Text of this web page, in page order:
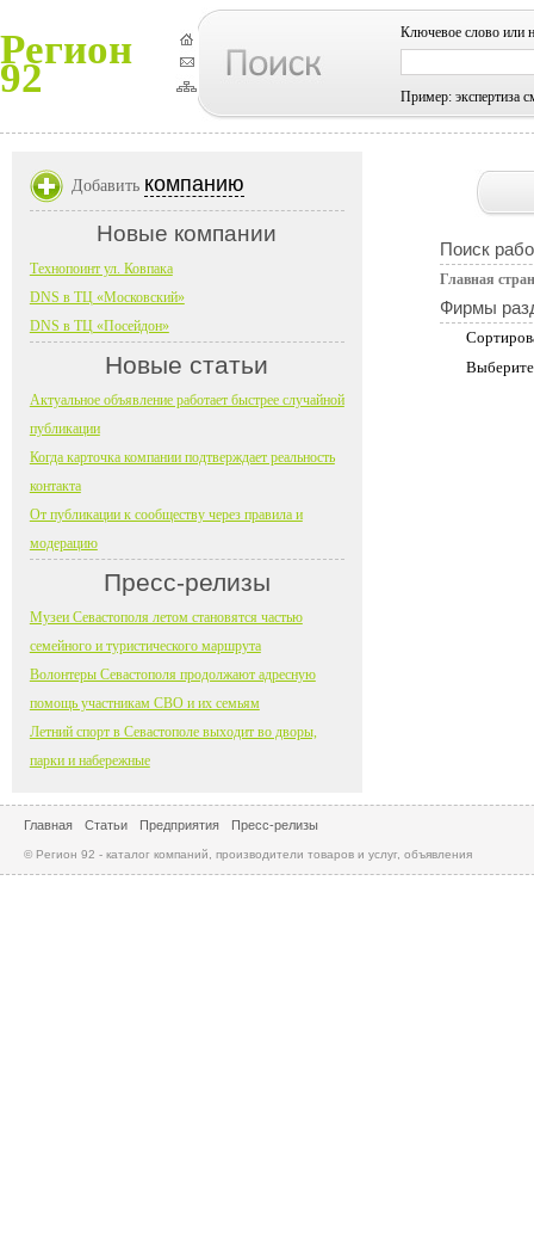
Регион
92
Ключевое слово или
Пример: экспертиза
Поиск
Главная
Фирмы
Добавить компанию
Новые компании
Технопоинт ул. Ковпака
DNS в ТЦ «Московский»
DNS в ТЦ «Посейдон»
Новые статьи
Актуальное объявление работает быстрее случайной
публикации
Когда карточка компании подтверждает реальность
контакта
От публикации к сообществу через правила и
модерацию
Пресс-релизы
Музеи Севастополя летом становятся частью
семейного и туристического маршрута
Волонтеры Севастополя продолжают адресную
помощь участникам СВО и их семьям
Летний спорт в Севастополе выходит во дворы,
парки и набережные
Главная Статьи Предприятия Пресс-релизы
© Регион 92 - каталог компаний, производители товаров и услуг, объявления